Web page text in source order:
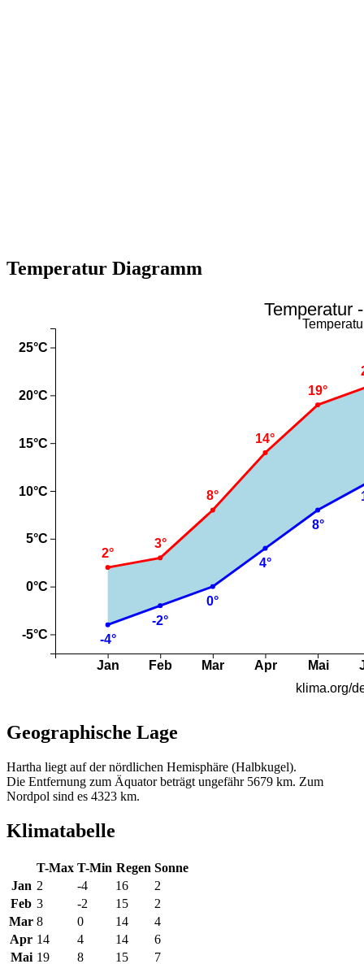
Temperatur Diagramm
Geographische Lage
Hartha liegt auf der nördlichen Hemisphäre (Halbkugel).
Die Entfernung zum Äquator beträgt ungefähr 5679 km. Zum
Nordpol sind es 4323 km.
Klimatabelle
T-Max T-Min Regen Sonne
Jan 2 -4 16
2
Feb 3 -2 15
2
Mar 8 0 14
4
Apr 14 4 14
6
Mai 19 8 15 7